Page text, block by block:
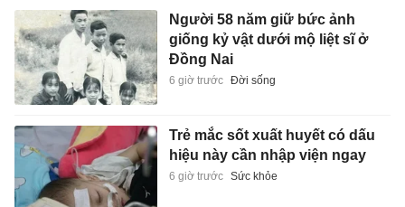
Người 58 năm giữ bức ảnh
giống kỷ vật dưới mộ liệt sĩ ở
Đồng Nai
6 giờ trước Đời sống
Trẻ mắc sốt xuất huyết có dấu
hiệu này cần nhập viện ngay
6 giờ trước Sức khỏe